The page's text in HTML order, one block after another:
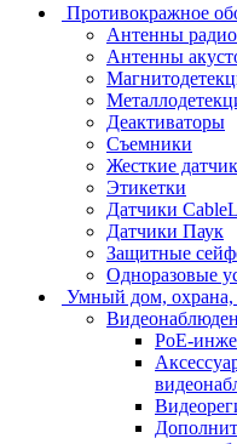
Противокражное
Антенны
Антенны
Деактиваторы
Съемники
Жесткие
Этикетки
Датчики
Датчики Паук
Защитные
Одноразовые
Умный дом, охрана,
PoE-